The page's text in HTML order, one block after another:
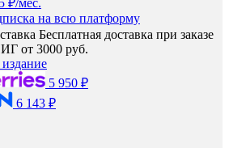
₽/мес.
на всю платформу
Бесплатная доставка при заказе
от 3000 руб.
5 950 ₽
6 143 ₽